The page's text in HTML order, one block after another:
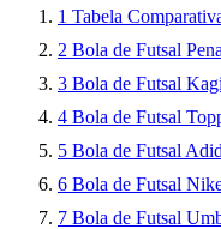
1 Tabela
2 Bola de Futsal
3 Bola de Futsal
4 Bola de Futsal
5 Bola de Futsal
6 Bola de Futsal
7 Bola de Futsal